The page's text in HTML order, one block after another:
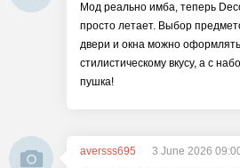
Мод реально имба, теперь
просто летает. Выбор
двери и окна можно
стилистическому вкусу, а с
пушка!
aversss695
3 June 2026